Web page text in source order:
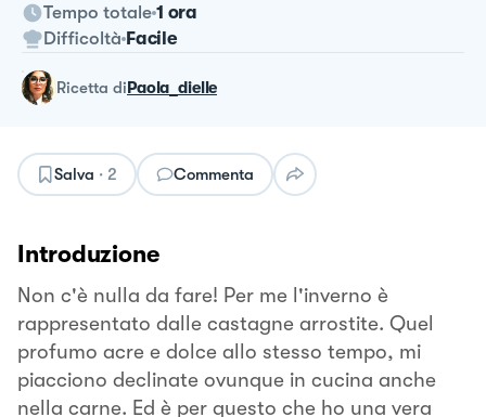
Tempo totale 1 ora
Difficoltà Facile
ricetta diPaola_dielle
Salva · 2 Commenta
Introduzione
Non c'è nulla da fare! Per me l'inverno è
rappresentato dalle castagne arrostite. Quel
profumo acre e dolce allo stesso tempo, mi
piacciono declinate ovunque in cucina anche
nella carne. Ed è per questo che ho una vera